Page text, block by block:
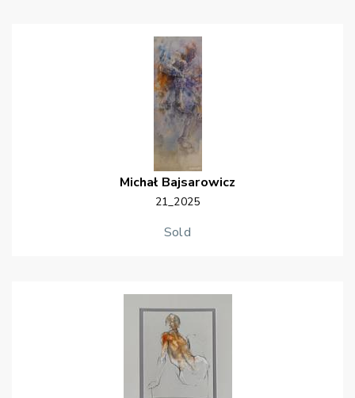
Michał Bajsarowicz
21_2025
Sold